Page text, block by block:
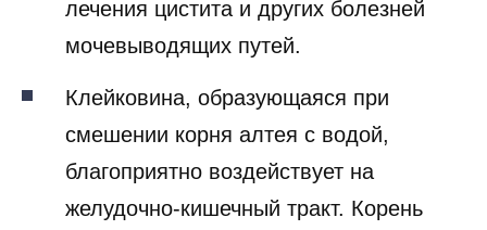
лечения цистита и других болезней
мочевыводящих путей.
Клейковина, образующаяся при
смешении корня алтея с водой,
благоприятно воздействует на
желудочно-кишечный тракт. Корень